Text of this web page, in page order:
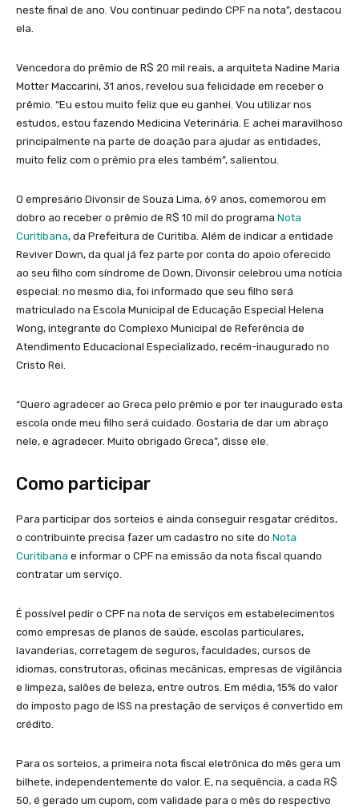
neste final de ano. Vou continuar pedindo CPF na nota”, destacou
ela.
Vencedora do prêmio de R$ 20 mil reais, a arquiteta Nadine Maria
Motter Maccarini, 31 anos, revelou sua felicidade em receber o
prêmio. “Eu estou muito feliz que eu ganhei. Vou utilizar nos
estudos, estou fazendo Medicina Veterinária. E achei maravilhoso
principalmente na parte de doação para ajudar as entidades,
muito feliz com o prêmio pra eles também”, salientou.
O empresário Divonsir de Souza Lima, 69 anos, comemorou em
dobro ao receber o prêmio de R$ 10 mil do programa Nota
Curitibana, da Prefeitura de Curitiba. Além de indicar a entidade
Reviver Down, da qual já fez parte por conta do apoio oferecido
ao seu filho com síndrome de Down, Divonsir celebrou uma notícia
especial: no mesmo dia, foi informado que seu filho será
matriculado na Escola Municipal de Educação Especial Helena
Wong, integrante do Complexo Municipal de Referência de
Atendimento Educacional Especializado, recém-inaugurado no
Cristo Rei.
“Quero agradecer ao Greca pelo prêmio e por ter inaugurado esta
escola onde meu filho será cuidado. Gostaria de dar um abraço
nele, e agradecer. Muito obrigado Greca”, disse ele.
Como participar
Para participar dos sorteios e ainda conseguir resgatar créditos,
o contribuinte precisa fazer um cadastro no site do Nota
Curitibana e informar o CPF na emissão da nota fiscal quando
contratar um serviço.
É possível pedir o CPF na nota de serviços em estabelecimentos
como empresas de planos de saúde, escolas particulares,
lavanderias, corretagem de seguros, faculdades, cursos de
idiomas, construtoras, oficinas mecânicas, empresas de vigilância
e limpeza, salões de beleza, entre outros. Em média, 15% do valor
do imposto pago de ISS na prestação de serviços é convertido em
crédito.
Para os sorteios, a primeira nota fiscal eletrônica do mês gera um
bilhete, independentemente do valor. E, na sequência, a cada R$
50, é gerado um cupom, com validade para o mês do respectivo